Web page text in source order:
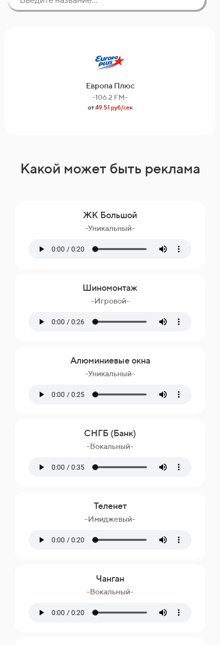
Европа Плюс
-106.2 FM-
от49.51 руб/сек
Какой может быть реклама
ЖК Большой
-Уникальный-
Шиномонтаж
-Игровой-
Алюминиевые окна
-Уникальный-
СНГБ (Банк)
-Вокальный-
Теленет
-Имиджевый-
Чанган
-Вокальный-